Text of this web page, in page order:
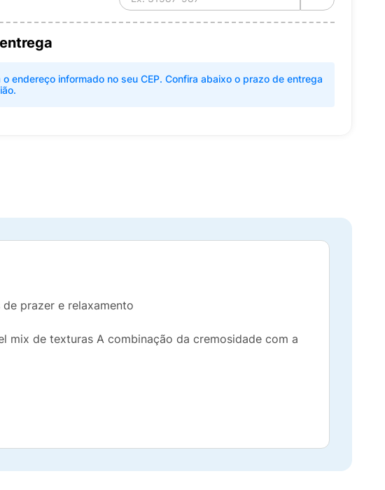
o endereço informado no seu CEP. Confira abaixo o prazo de entrega
prazer e relaxamento​
mix de texturas​ A combinação da cremosidade com a